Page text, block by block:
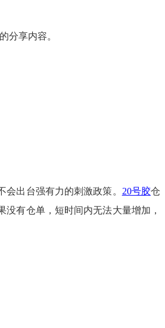
分享内容。
出台强有力的刺激政策。 20号胶仓
有仓单，短时间内无法大量增加，